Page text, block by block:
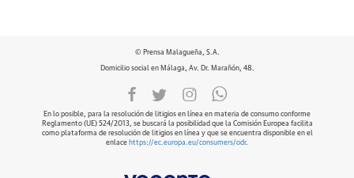
© Prensa Malagueña, S.A.
Domicilio social en Málaga, Av. Dr. Marañón, 48.
En lo posible, para la resolución de litigios en línea en materia de consumo conforme
Reglamento (UE) 524/2013, se buscará la posibilidad que la Comisión Europea facilita
como plataforma de resolución de litigios en línea y que se encuentra disponible en el
enlace https://ec.europa.eu/consumers/odr.